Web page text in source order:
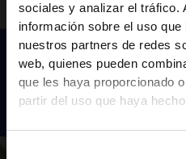
sociales y analizar el tráfico.
información sobre el uso
nuestros partners de redes
web, quienes pueden
que les haya proporcionado
partir del uso que haya
Recetas